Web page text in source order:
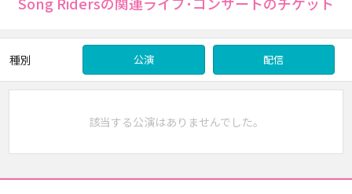
種別 公演 配信
該当する公演はありませんでした。